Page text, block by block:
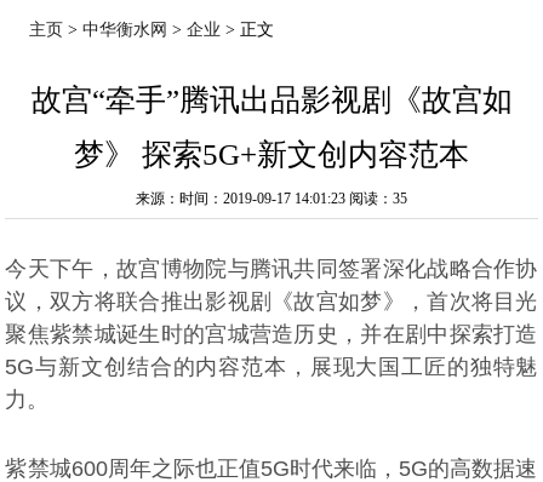
主页 >中华衡水网 >企业 > 正文
故宫“牵手”腾讯出品影视剧《故宫如
梦》 探索5G+新文创内容范本
来源：时间：2019-09-17 14:01:23 阅读：35
今天下午，故宫博物院与腾讯共同签署深化战略合作协
议，双方将联合推出影视剧《故宫如梦》，首次将目光
聚焦紫禁城诞生时的宫城营造历史，并在剧中探索打造
5G与新文创结合的内容范本，展现大国工匠的独特魅
力。
紫禁城600周年之际也正值5G时代来临，5G的高数据速